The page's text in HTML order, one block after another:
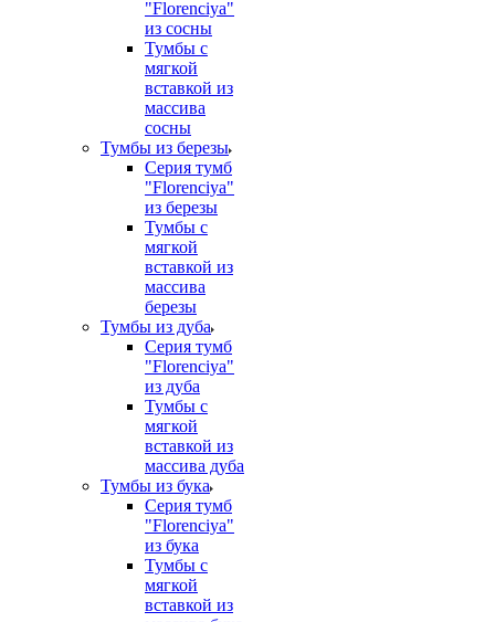
"Florenciya"
из сосны
Тумбы с
мягкой
вставкой из
массива
сосны
Тумбы из березы
Серия тумб
"Florenciya"
из березы
Тумбы с
мягкой
вставкой из
массива
березы
Тумбы из дуба
Серия тумб
"Florenciya"
из дуба
Тумбы с
мягкой
вставкой из
массива дуба
Тумбы из бука
Серия тумб
"Florenciya"
из бука
Тумбы с
мягкой
вставкой из